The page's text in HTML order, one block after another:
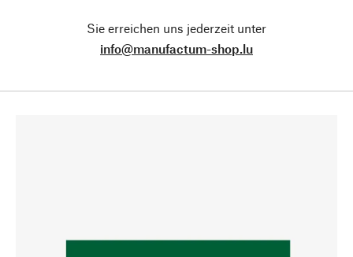
Sie erreichen uns jederzeit unter
info@manufactum-shop.lu